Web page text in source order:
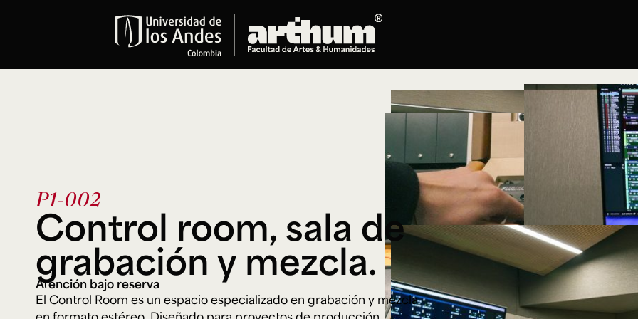
Narrativas Digitales
Opciones Académicas
Educación Continua
Cursos abiertos al público
Cursos In Situ
Cursos libres y de extensión
Programas especializados y
Doctorado en Literatura
Maestría en Artes Plásticas, Electrónicas y
Maestría en Estudios Clásicos
Maestría en Historia del Arte
Maestría en Humanidades Digitales
Maestría en Literatura
Maestría en Música
Maestría en Patrimonio Cultural
Maestría en Periodismo
Oferta de cursos
P1-002
Control room, sala de
grabación y mezcla.
Atención bajo reserva
El Control Room es un espacio especializado en grabación y mezcla